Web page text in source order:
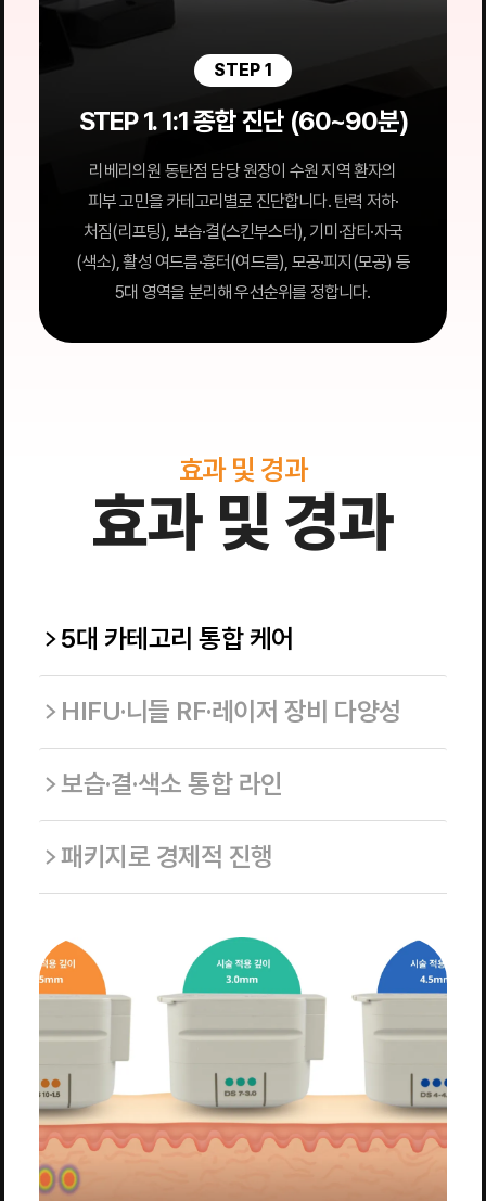
STEP 1
STEP 1. 1:1 종합 진단 (60~90분)
리베리의원 동탄점 담당 원장이 수원 지역 환자의
피부 고민을 카테고리별로 진단합니다. 탄력 저하·
처짐(리프팅), 보습·결(스킨부스터), 기미·잡티·자국
(색소), 활성 여드름·흉터(여드름), 모공·피지(모공) 등
5대 영역을 분리해 우선순위를 정합니다.
효과 및 경과
효과 및 경과
5대 카테고리 통합 케어
HIFU·니들 RF·레이저 장비 다양성
보습·결·색소 통합 라인
패키지로 경제적 진행